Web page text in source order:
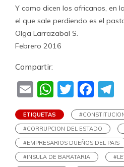
Y como dicen los africanos, en
el que sale perdiendo es el
Olga Larrazabal S.
Febrero 2016
Compartir:
Email Twitter
ETIQUETAS
#CORRUPCION DEL ESTADO
#EMPRESARIOS DUEÑOS DEL PAIS
#INSULA DE BARATARIA